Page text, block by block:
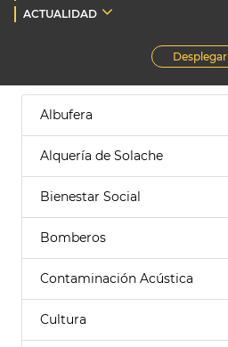
ACTUALIDAD
Desplegar
Albufera
Alquería de Solache
Bienestar Social
Bomberos
Contaminación Acústica
Cultura